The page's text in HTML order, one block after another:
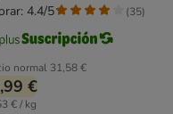
normal 31,58 €
€
€ / kg
4.4/5 (35)